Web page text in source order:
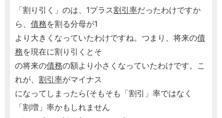
「割り引く」のは、1プラス割引率だったわけですか
ら、 債務を割る分母が1
より大きくなっていたわけですね。つまり、将来の債
務を現在に割り引くとそ
の将来の債務の額より小さくなっていたわけです。こ
れが、 割引率がマイナス
になってしまったら(そもそも「割引」率ではなく
「割増」率かもしれません